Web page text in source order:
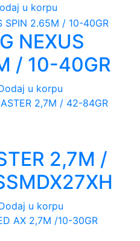
u korpu
NEXUS
/ 10-40GR
u korpu
2,7M /
u korpu